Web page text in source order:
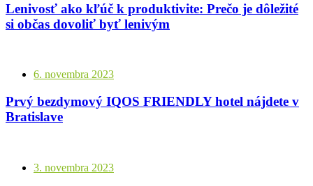
Lenivosť ako kľúč k produktivite: Prečo je dôležité
si občas dovoliť byť lenivým
6. novembra 2023
Prvý bezdymový IQOS FRIENDLY hotel nájdete v
Bratislave
3. novembra 2023